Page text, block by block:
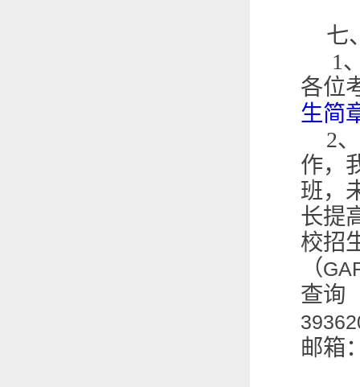
七
1
各位
生简
2
作，
班，
长提
校招
（
查询
邮箱